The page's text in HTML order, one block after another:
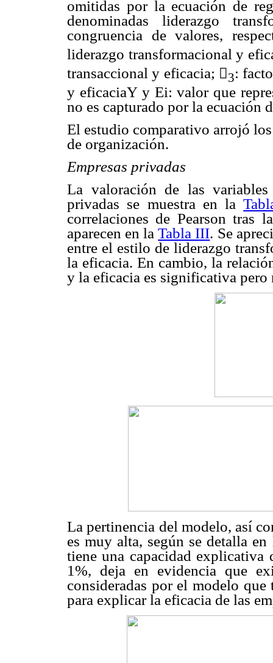
omitidas por la ecuación de
denominadas liderazgo
congruencia de valores,
liderazgo transformacional y
transaccional y eficacia; 3:
y eficaciaY y Ei: valor que
no es capturado por la ecuación
El estudio comparativo arrojó
de organización.
Empresas privadas
La valoración de las
privadas se muestra en la
correlaciones de Pearson tras
aparecen en laTabla III. Se
entre el estilo de liderazgo
la eficacia. En cambio, la
y la eficacia es significativa pero
La pertinencia del modelo, así
es muy alta, según se detalla
tiene una capacidad
1%, deja en evidencia que
consideradas por el modelo
para explicar la eficacia de las